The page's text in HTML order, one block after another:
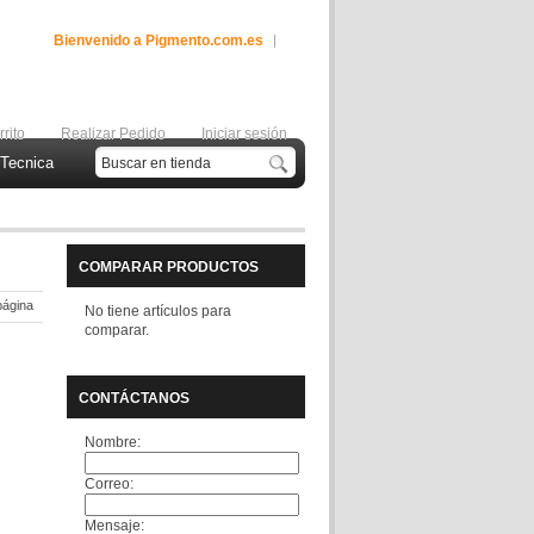
Bienvenido a Pigmento.com.es
Realizar Pedido Iniciar sesión
COMPARAR PRODUCTOS
No tiene artículos para
comparar.
CONTÁCTANOS
Nombre:
Correo:
Mensaje: